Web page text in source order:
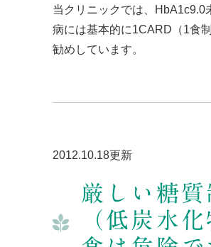
当クリニックでは、HbA1c9.0
病には基本的に1CARD（1食
勧めしています。
2012.10.18更新
厳しい糖質
（低炭水化